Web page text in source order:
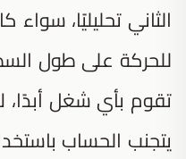
الثاني تحليليًا، سواء
للحركة على طول
تقوم بأي شغل أبدًا،
يتجنب الحساب